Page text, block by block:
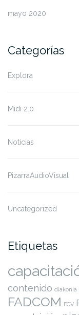
mayo 2020
Categorías
Explora
Midi 2.0
Noticias
PizarraAudioVisual
Uncategorized
Etiquetas
contenido diakonia
FADCOM FCV